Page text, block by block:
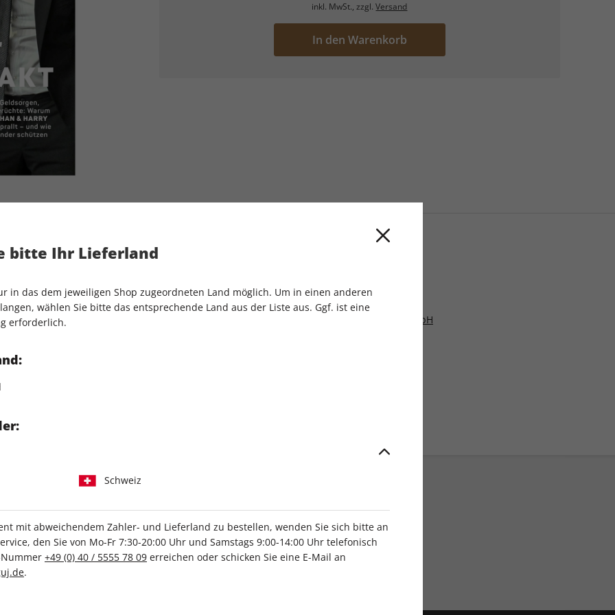
inkl. MwSt., zzgl.Versand
In den Warenkorb
GALA 23/2026
Gerüchte: Warum an
sie einander schützen
Pause von mir
Artikelnummer
2199635
FUNKE Women, People & Family GmbH
bitte Ihr Lieferland
in das dem jeweiligen Shop zugeordneten Land möglich. Um in einen anderen
wählen Sie bitte das entsprechende Land aus der Liste aus. Ggf. ist eine
erforderlich.
Schweiz
mit abweichendem Zahler- und Lieferland zu bestellen, wenden Sie sich bitte an
den Sie von Mo-Fr 7:30-20:00 Uhr und Samstags 9:00-14:00 Uhr telefonisch
+49 (0) 40 / 5555 78 09 erreichen oder schicken Sie eine E-Mail an
.